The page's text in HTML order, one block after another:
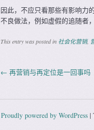
因此，不应只看那些有影响力
不良做法，例如虚假的追随者
This entry was posted in 社会化营销,
Post
← 再营销与再定位是一回事吗
Proudly powered by WordPress |